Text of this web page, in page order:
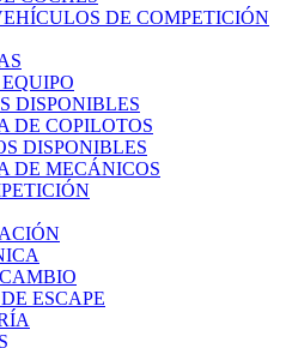
DE COMPETICIÓN
DISPONIBLES
DE COPILOTOS
DISPONIBLES
DE MECÁNICOS
ESCAPE